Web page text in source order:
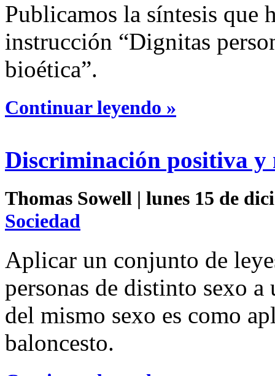
Publicamos la síntesis que
instrucción “Dignitas
bioética”.
Continuar leyendo »
Discriminación positiva
Thomas Sowell | lunes 15 de
Sociedad
Aplicar un conjunto de
personas de distinto sexo
del mismo sexo es como
baloncesto.